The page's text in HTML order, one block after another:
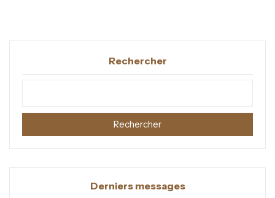
Rechercher
Rechercher
Derniers messages